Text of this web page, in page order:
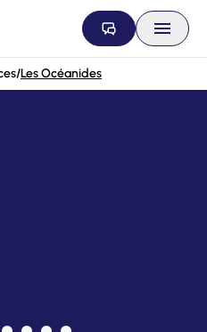
/Les Océanides